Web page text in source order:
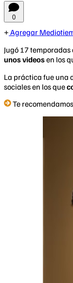
0
Agregar
Jugó 17
unos videosen los
La práctica fue una
sociales en los que
Te